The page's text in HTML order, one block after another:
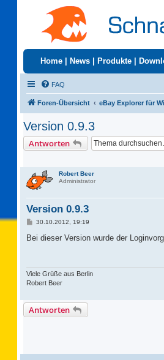
Home News Produkte
FAQ
Foren-Übersicht eBay Explorer für
Version 0.9.3
Antworten
Robert Beer
Administrator
Version 0.9.3
B
i
30.10.2012, 19:19
Bei dieser Version wurde der
Viele Grüße aus Berlin
Robert Beer
Antworten